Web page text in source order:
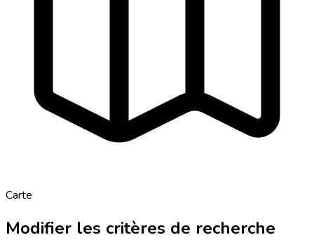
Carte
Modifier les critères de recherche